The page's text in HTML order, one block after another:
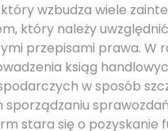
wzbudza wiele
który należy
przepisami prawa. W
ksiąg
w sposób
stara się o pozyskanie